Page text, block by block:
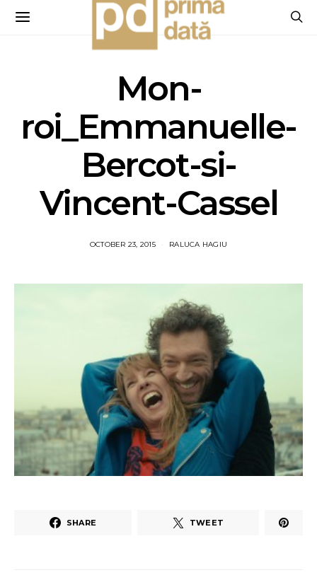
Mon-
roi_Emmanuelle-
Bercot-si-
Vincent-Cassel
OCTOBER 23, 2015 RALUCA HAGIU
SHARE TWEET